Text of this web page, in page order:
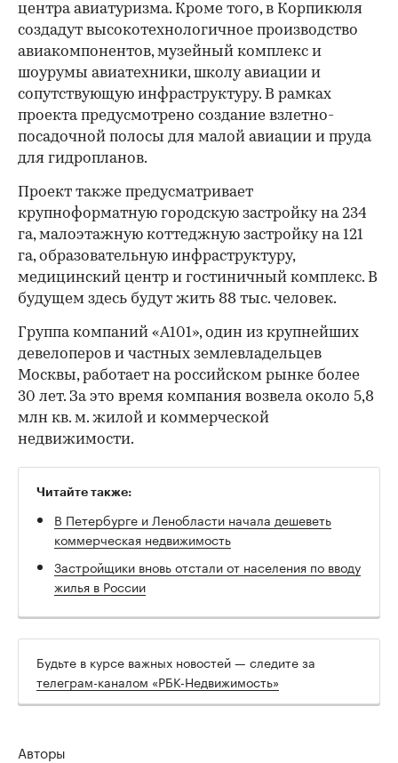
центра авиатуризма. Кроме того, в Корпикюля
создадут высокотехнологичное производство
авиакомпонентов, музейный комплекс и
шоурумы авиатехники, школу авиации и
сопутствующую инфраструктуру. В рамках
проекта предусмотрено создание взлетно-
посадочной полосы для малой авиации и пруда
для гидропланов.
Проект также предусматривает
крупноформатную городскую застройку на 234
га, малоэтажную коттеджную застройку на 121
га, образовательную инфраструктуру,
медицинский центр и гостиничный комплекс. В
будущем здесь будут жить 88 тыс. человек.
Группа компаний «А101», один из крупнейших
девелоперов и частных землевладельцев
Москвы, работает на российском рынке более
30 лет. За это время компания возвела около 5,8
млн кв. м. жилой и коммерческой
недвижимости.
Читайте также:
В Петербурге и Ленобласти начала дешеветь
коммерческая недвижимость
Застройщики вновь отстали от населения по вводу
жилья в России
Будьте в курсе важных новостей — следите за
телеграм-каналом «РБК-Недвижимость»
Авторы